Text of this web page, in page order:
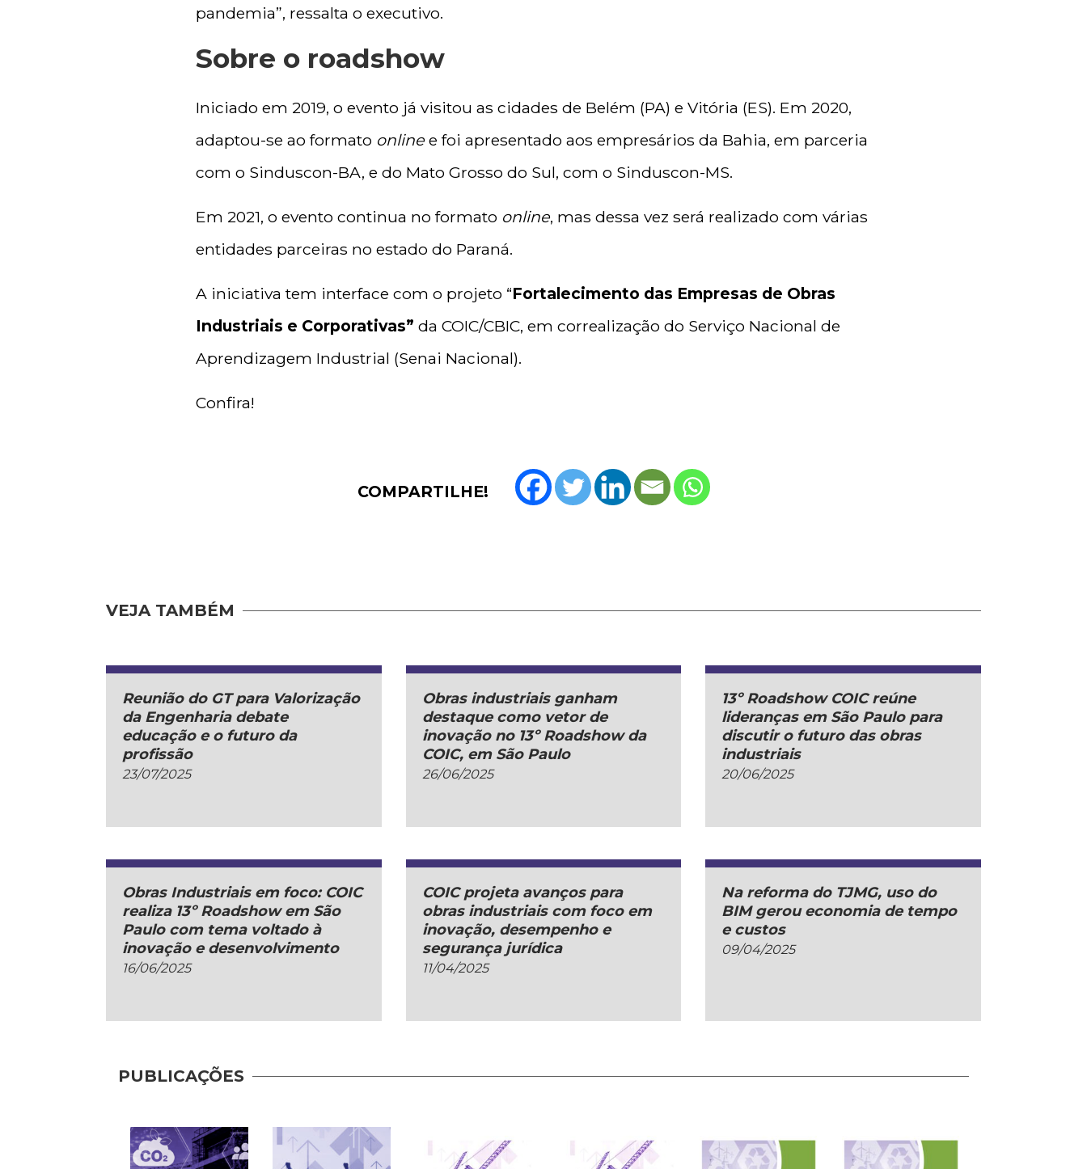
pandemia”, ressalta o executivo.
Sobre o roadshow
Iniciado em 2019, o evento já visitou as cidades de Belém (PA) e Vitória (ES). Em 2020,
adaptou-se ao formato onlinee foi apresentado aos empresários da Bahia, em parceria
com o Sinduscon-BA, e do Mato Grosso do Sul, com o Sinduscon-MS.
Em 2021, o evento continua no formato online, mas dessa vez será realizado com várias
entidades parceiras no estado do Paraná.
A iniciativa tem interface com o projeto “Fortalecimento das Empresas de Obras
Industriais e Corporativas” da COIC/CBIC, em correalização do Serviço Nacional de
Aprendizagem Industrial (Senai Nacional).
Confira!
COMPARTILHE!
VEJA TAMBÉM
Reunião do GT para Valorização
da Engenharia debate
educação e o futuro da
profissão
23/07/2025
Obras industriais ganham
destaque como vetor de
inovação no 13º Roadshow da
COIC, em São Paulo
26/06/2025
13º Roadshow COIC reúne
lideranças em São Paulo para
discutir o futuro das obras
industriais
20/06/2025
Obras Industriais em foco: COIC
realiza 13º Roadshow em São
Paulo com tema voltado à
inovação e desenvolvimento
16/06/2025
COIC projeta avanços para
obras industriais com foco em
inovação, desempenho e
segurança jurídica
11/04/2025
Na reforma do TJMG, uso do
BIM gerou economia de tempo
e custos
09/04/2025
PUBLICAÇÕES